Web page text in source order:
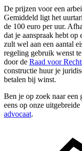
De prijzen voor een
Gemiddeld ligt het
de 100 euro per uur.
dat je aanspraak hebt op
zult wel aan een aantal
regeling gebruik wenst
door de Raad voor
constructie huur je
betalen bij winst.
Ben je op zoek naar een
eens op onze
advocaat.